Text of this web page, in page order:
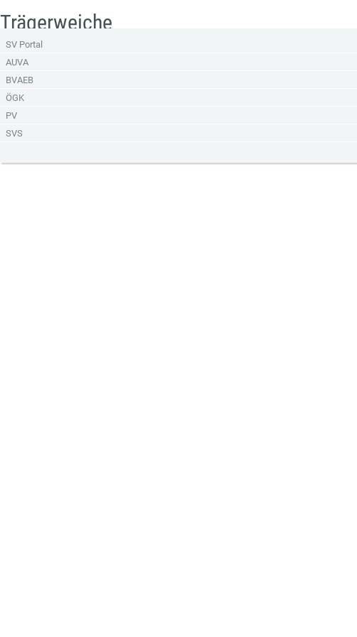
Trägerweiche
SV Portal
AUVA
BVAEB
ÖGK
PV
SVS